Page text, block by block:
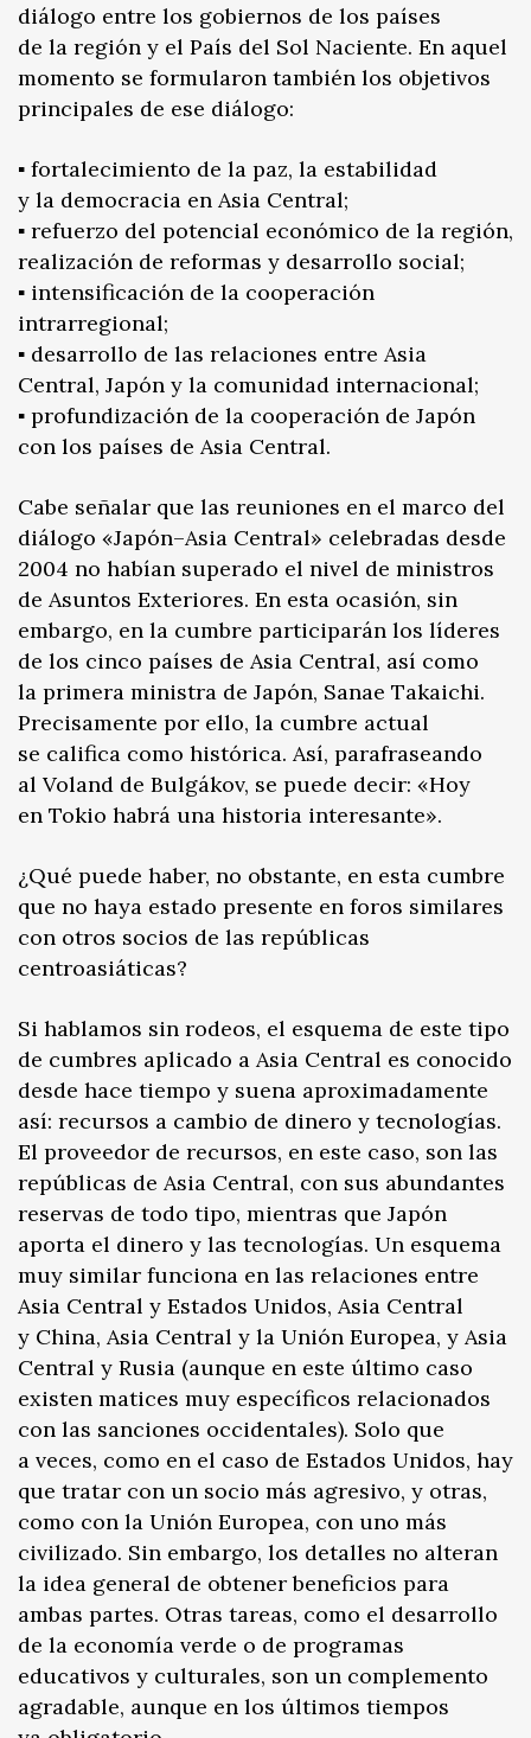
diálogo entre los gobiernos de los países
de la región y el País del Sol Naciente. En aquel
momento se formularon también los objetivos
principales de ese diálogo:
▪️ fortalecimiento de la paz, la estabilidad
y la democracia en Asia Central;
▪️ refuerzo del potencial económico de la región,
realización de reformas y desarrollo social;
▪️ intensificación de la cooperación
intrarregional;
▪️ desarrollo de las relaciones entre Asia
Central, Japón y la comunidad internacional;
▪️ profundización de la cooperación de Japón
con los países de Asia Central.
Cabe señalar que las reuniones en el marco del
diálogo «Japón–Asia Central» celebradas desde
2004 no habían superado el nivel de ministros
de Asuntos Exteriores. En esta ocasión, sin
embargo, en la cumbre participarán los líderes
de los cinco países de Asia Central, así como
la primera ministra de Japón, Sanae Takaichi.
Precisamente por ello, la cumbre actual
se califica como histórica. Así, parafraseando
al Voland de Bulgákov, se puede decir: «Hoy
en Tokio habrá una historia interesante».
¿Qué puede haber, no obstante, en esta cumbre
que no haya estado presente en foros similares
con otros socios de las repúblicas
centroasiáticas?
Si hablamos sin rodeos, el esquema de este tipo
de cumbres aplicado a Asia Central es conocido
desde hace tiempo y suena aproximadamente
así: recursos a cambio de dinero y tecnologías.
El proveedor de recursos, en este caso, son las
repúblicas de Asia Central, con sus abundantes
reservas de todo tipo, mientras que Japón
aporta el dinero y las tecnologías. Un esquema
muy similar funciona en las relaciones entre
Asia Central y Estados Unidos, Asia Central
y China, Asia Central y la Unión Europea, y Asia
Central y Rusia (aunque en este último caso
existen matices muy específicos relacionados
con las sanciones occidentales). Solo que
a veces, como en el caso de Estados Unidos, hay
que tratar con un socio más agresivo, y otras,
como con la Unión Europea, con uno más
civilizado. Sin embargo, los detalles no alteran
la idea general de obtener beneficios para
ambas partes. Otras tareas, como el desarrollo
de la economía verde o de programas
educativos y culturales, son un complemento
agradable, aunque en los últimos tiempos